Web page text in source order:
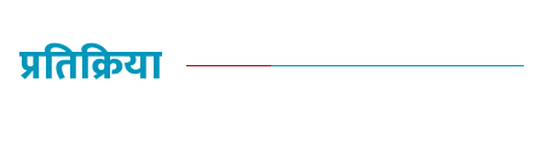
प्रतिक्रिया